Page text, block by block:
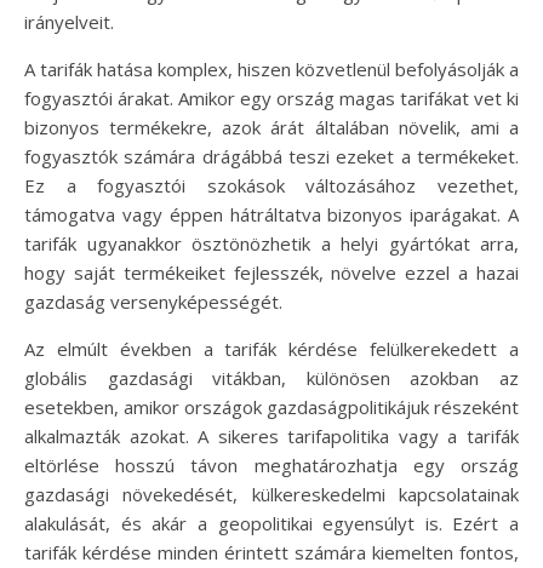
irányelveit.
A tarifák hatása komplex, hiszen közvetlenül befolyásolják a
fogyasztói árakat. Amikor egy ország magas tarifákat vet ki
bizonyos termékekre, azok árát általában növelik, ami a
fogyasztók számára drágábbá teszi ezeket a termékeket.
Ez a fogyasztói szokások változásához vezethet,
támogatva vagy éppen hátráltatva bizonyos iparágakat. A
tarifák ugyanakkor ösztönözhetik a helyi gyártókat arra,
hogy saját termékeiket fejlesszék, növelve ezzel a hazai
gazdaság versenyképességét.
Az elmúlt években a tarifák kérdése felülkerekedett a
globális gazdasági vitákban, különösen azokban az
esetekben, amikor országok gazdaságpolitikájuk részeként
alkalmazták azokat. A sikeres tarifapolitika vagy a tarifák
eltörlése hosszú távon meghatározhatja egy ország
gazdasági növekedését, külkereskedelmi kapcsolatainak
alakulását, és akár a geopolitikai egyensúlyt is. Ezért a
tarifák kérdése minden érintett számára kiemelten fontos,